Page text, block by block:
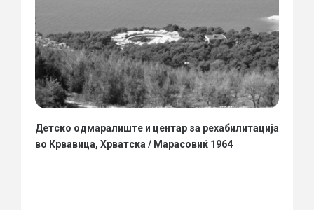
Детско одмаралиште и центар за рехабилитација
во Крвавица, Хрватска / Марасовиќ 1964